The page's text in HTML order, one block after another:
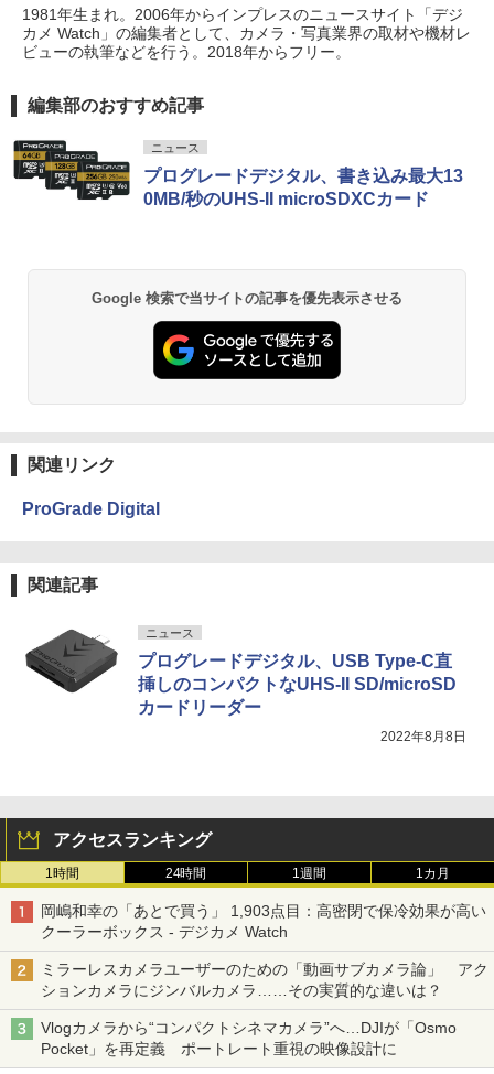
1981年生まれ。2006年からインプレスのニュースサイト「デジ
カメ Watch」の編集者として、カメラ・写真業界の取材や機材レ
ビューの執筆などを行う。2018年からフリー。
編集部のおすすめ記事
ニュース
プログレードデジタル、書き込み最大13
0MB/秒のUHS-II microSDXCカード
Google 検索で当サイトの記事を優先表示させる
関連リンク
ProGrade Digital
関連記事
ニュース
プログレードデジタル、USB Type-C直
挿しのコンパクトなUHS-II SD/microSD
カードリーダー
2022年8月8日
アクセスランキング
1時間 24時間 1週間 1カ月
岡嶋和幸の「あとで買う」 1,903点目：高密閉で保冷効果が高い
クーラーボックス - デジカメ Watch
ミラーレスカメラユーザーのための「動画サブカメラ論」 アク
ションカメラにジンバルカメラ……その実質的な違いは？
Vlogカメラから“コンパクトシネマカメラ”へ…DJIが「Osmo
Pocket」を再定義 ポートレート重視の映像設計に